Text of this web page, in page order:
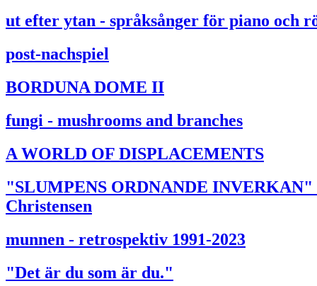
ut efter ytan - språksånger för piano och
post-nachspiel
BORDUNA DOME II
fungi - mushrooms and branches
A WORLD OF DISPLACEMENTS
"SLUMPENS ORDNANDE
Christensen
munnen - retrospektiv 1991-2023
"Det är du som är du."